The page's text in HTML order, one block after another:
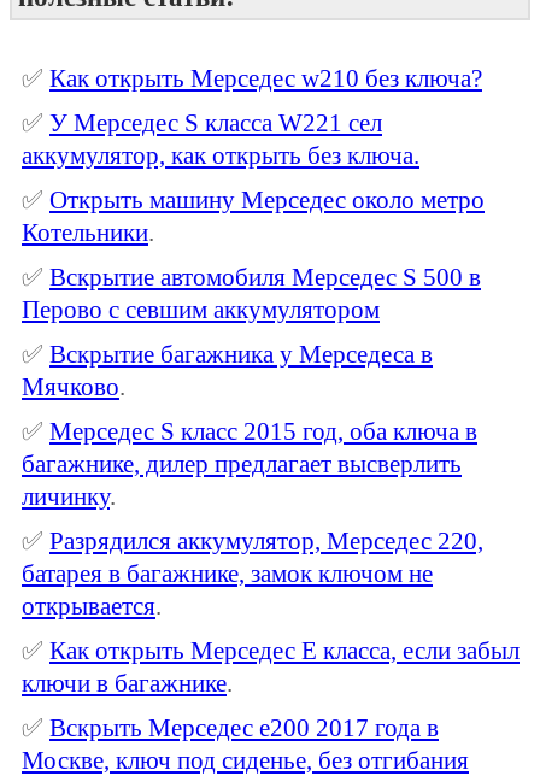
✅ Как открыть Мерседес w210 без ключа?
✅ У Мерседес S класса W221 сел
аккумулятор, как открыть без ключа.
✅ Открыть машину Мерседес около метро
Котельники.
✅ Вскрытие автомобиля Мерседес S 500 в
Перово с севшим аккумулятором
✅ Вскрытие багажника у Мерседеса в
Мячково.
✅ Мерседес S класс 2015 год, оба ключа в
багажнике, дилер предлагает высверлить
личинку.
✅ Разрядился аккумулятор, Мерседес 220,
батарея в багажнике, замок ключом не
открывается.
✅ Как открыть Мерседес Е класса, если забыл
ключи в багажнике.
✅ Вскрыть Мерседес е200 2017 года в
Москве, ключ под сиденье, без отгибания